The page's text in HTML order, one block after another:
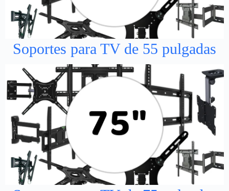
Soportes para TV de 55 pulgadas